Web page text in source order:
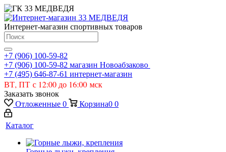
Интернет-магазин спортивных товаров
+7 (906) 100-59-82
+7 (906) 100-59-82 магазин Новоабзаково
+7 (495) 646-87-61 интернет-магазин
ВТ, ПТ с 12:00 до 16:00 мск
Заказать звонок
Отложенные 0 Корзина0 0
Каталог